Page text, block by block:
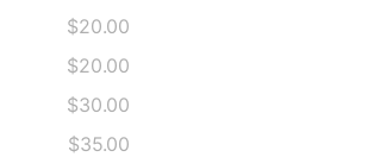
$20.00
$20.00
$30.00
$35.00